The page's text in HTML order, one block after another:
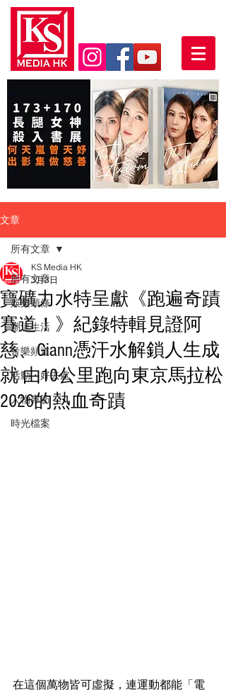
文章
所有文章
娛樂頭條
潮流生活
音樂頻道
活動・好去處
人物專訪
時光檔案
所有文章
寶礦力水特呈獻《跑遍奇蹟
賽道！》紀錄特輯見證阿
慈、Giann憑汗水解鎖人生成
就 由10公里跑向東京馬拉松
2026的熱血奇蹟
KS Media HK
3月3日
在這個萬物皆可虛擬，連運動都能「電